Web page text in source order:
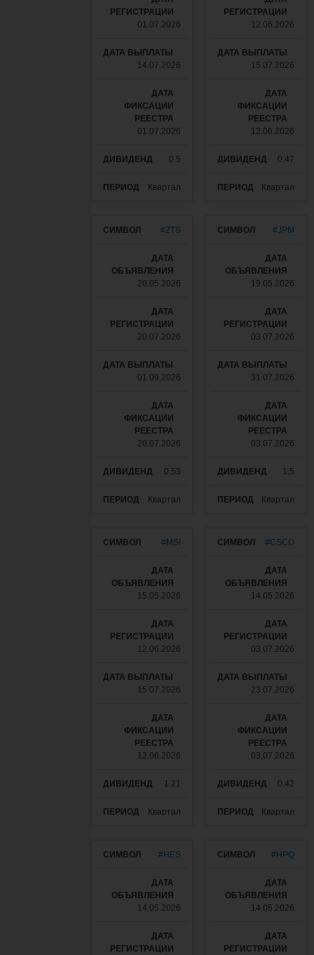
01.07.2026
14.07.2026
01.07.2026
0.5
Квартал
12.06.2026
15.07.2026
12.06.2026
0.47
Квартал
#ZTS
20.05.2026
20.07.2026
01.09.2026
20.07.2026
0.53
Квартал
#JPM
19.05.2026
03.07.2026
31.07.2026
03.07.2026
1.5
Квартал
#MSI
15.05.2026
12.06.2026
15.07.2026
12.06.2026
1.21
Квартал
#CSCO
14.05.2026
03.07.2026
23.07.2026
03.07.2026
0.42
Квартал
#HES
14.05.2026
#HPQ
14.05.2026